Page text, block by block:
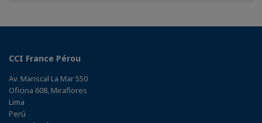
CCI France Pérou
Av. Mariscal La Mar 550
Oficina 608, Miraflores
Lima
Perú